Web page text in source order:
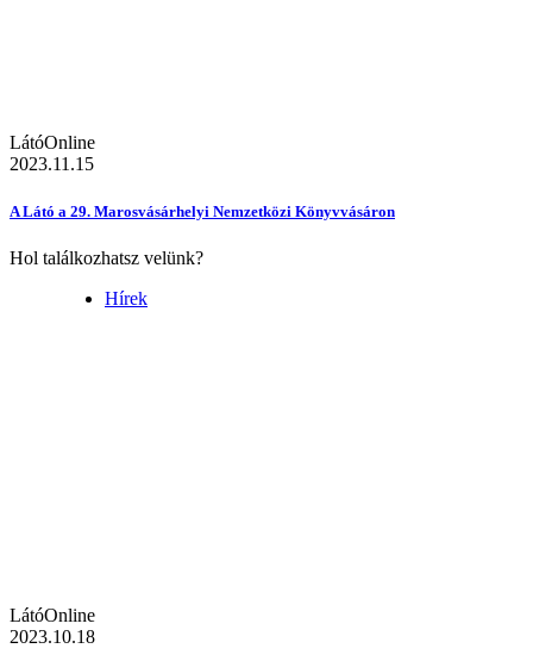
LátóOnline
2023.11.15
A Látó a 29. Marosvásárhelyi Nemzetközi Könyvvásáron
Hol találkozhatsz velünk?
Hírek
LátóOnline
2023.10.18